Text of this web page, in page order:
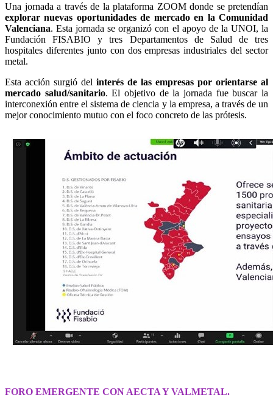
Una jornada a través de la plataforma ZOOM donde se pretendían
explorar nuevas oportunidades de mercado en la Comunidad
Valenciana. Esta jornada se organizó con el apoyo de la UNOI, la
Fundación FISABIO y tres Departamentos de Salud de tres
hospitales diferentes junto con dos empresas industriales del sector
metal.
Esta acción surgió del interés de las empresas por orientarse al
mercado salud/sanitario. El objetivo de la jornada fue buscar la
interconexión entre el sistema de ciencia y la empresa, a través de un
mejor conocimiento mutuo con el foco concreto de las prótesis.
FORO EMERGENTE CON AECTA Y VALMETAL.